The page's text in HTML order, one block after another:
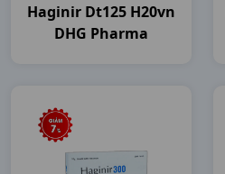
Haginir Dt125 H20vn
DHG Pharma